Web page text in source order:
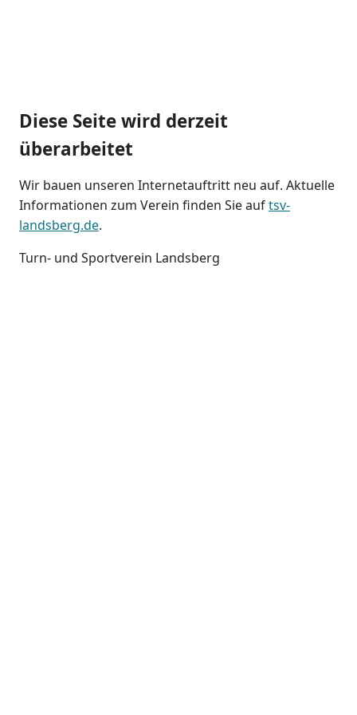
Diese Seite wird derzeit
überarbeitet
Wir bauen unseren Internetauftritt neu auf. Aktuelle
Informationen zum Verein finden Sie auftsv-
landsberg.de.
Turn- und Sportverein Landsberg